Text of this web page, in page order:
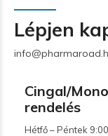
Lépjen
Cingal/
rendelés
Hétfő – Péntek